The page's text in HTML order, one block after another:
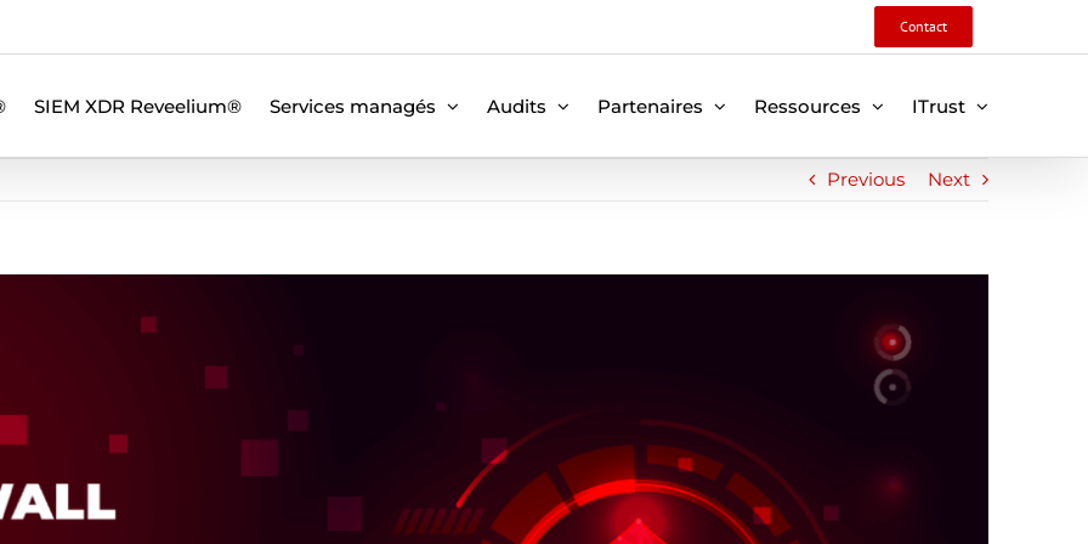
Contact
SIEM XDR Reveelium® Services managés Audits Partenaires Ressources ITrust
Previous Next